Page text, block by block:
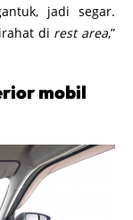
jadi segar.
di rest area,”
mobil